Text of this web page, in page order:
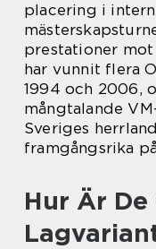
placering i
prestationer
har vunnit flera
1994 och 2006,
mångtalande
Sveriges
framgångsrika
Hur Är De